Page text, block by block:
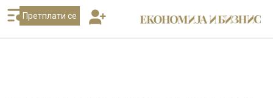
Претплати се